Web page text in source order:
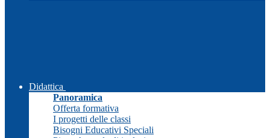
Didattica
Panoramica
Offerta formativa
I progetti delle classi
Bisogni Educativi Speciali